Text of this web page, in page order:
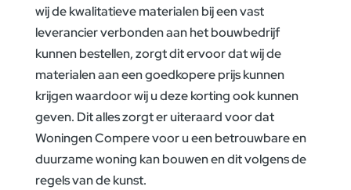
wij de kwalitatieve materialen bij een vast
leverancier verbonden aan het bouwbedrijf
kunnen bestellen, zorgt dit ervoor dat wij de
materialen aan een goedkopere prijs kunnen
krijgen waardoor wij u deze korting ook kunnen
geven. Dit alles zorgt er uiteraard voor dat
Woningen Compere voor u een betrouwbare en
duurzame woning kan bouwen en dit volgens de
regels van de kunst.